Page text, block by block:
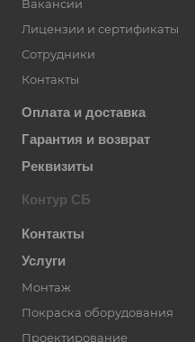
Вакансии
Лицензии и сертификаты
Сотрудники
Контакты
Оплата и доставка
Гарантия и возврат
Реквизиты
Контур СБ
Контакты
Услуги
Монтаж
Покраска оборудования
Проектирование